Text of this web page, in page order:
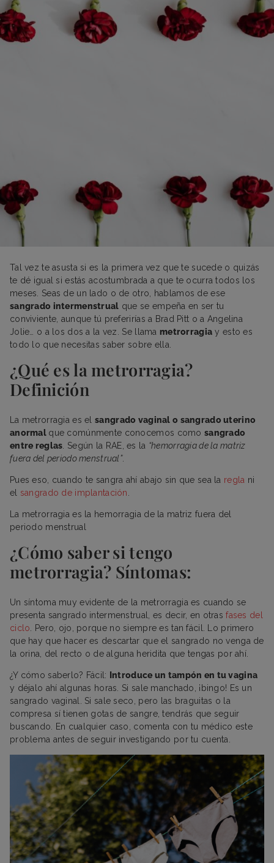
Tal vez te asusta si es la primera vez que te sucede o quizás
te dé igual si estás acostumbrada a que te ocurra todos los
meses. Seas de un lado o de otro, hablamos de ese
sangrado intermenstrual que se empeña en ser tu
conviviente, aunque tú preferirías a Brad Pitt o a Angelina
Jolie… o a los dos a la vez. Se llama metrorragia y esto es
todo lo que necesitas saber sobre ella.
¿Qué es la metrorragia?
Definición
La metrorragia es elsangrado vaginal o sangrado uterino
anormal que comúnmente conocemos como sangrado
entre reglas . Según la RAE, es la “hemorragia de la matriz
fuera del periodo menstrual”.
Pues eso, cuando te sangra ahí abajo sin que sea la regla ni
el sangrado de implantación
La metrorragia es la hemorragia de la matriz fuera del
periodo menstrual
¿Cómo saber si tengo
metrorragia? Síntomas:
Un síntoma muy evidente de la metrorragia es cuando se
presenta sangrado intermenstrual, es decir, en otrasfases del
ciclo . Pero, ojo, porque no siempre es tan fácil. Lo primero
que hay que hacer es descartar que el sangrado no venga de
la orina, del recto o de alguna heridita que tengas por ahí.
¿Y cómo saberlo? Fácil:
Introduce un tampón en tu vagina
y déjalo ahí algunas horas. Si sale manchado, ¡bingo! Es un
sangrado vaginal. Si sale seco, pero las braguitas o la
compresa sí tienen gotas de sangre, tendrás que seguir
buscando. En cualquier caso, comenta con tu médico este
problema antes de seguir investigando por tu cuenta.